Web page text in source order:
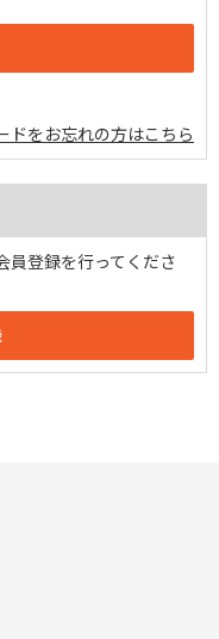
ドをお忘れの方はこちら
員登録を行ってくださ